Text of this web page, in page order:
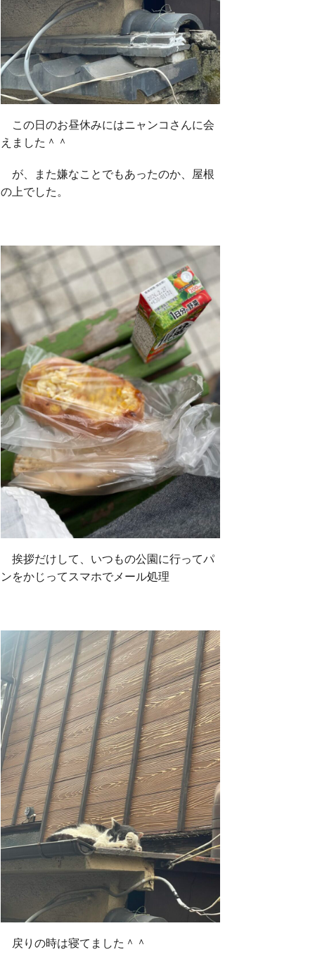
この日のお昼休みにはニャンコさんに会
えました＾＾
が、また嫌なことでもあったのか、屋根
の上でした。
挨拶だけして、いつもの公園に行ってパ
ンをかじってスマホでメール処理
戻りの時は寝てました＾＾